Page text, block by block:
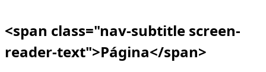
<span class="nav-subtitle screen-
reader-text">Página</span>